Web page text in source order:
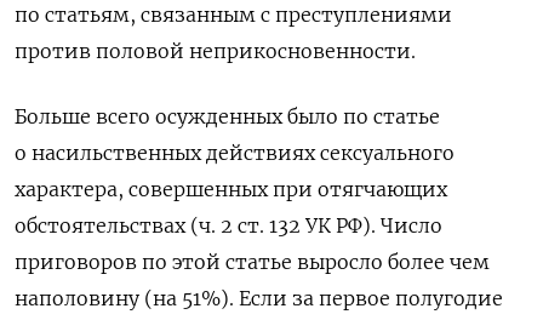
по статьям, связанным с преступлениями
против половой неприкосновенности.
Больше всего осужденных было по статье
о насильственных действиях сексуального
характера, совершенных при отягчающих
обстоятельствах (ч. 2 ст. 132 УК РФ). Число
приговоров по этой статье выросло более чем
наполовину (на 51%). Если за первое полугодие